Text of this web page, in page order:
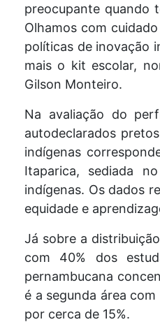
preocupante quando
Olhamos com
políticas de inovação
mais o kit escolar,
Gilson Monteiro.
Na avaliação do
autodeclarados
indígenas
Itaparica, sediada
indígenas. Os dados
equidade e
Já sobre a
com 40% dos
pernambucana
é a segunda área
por cerca de 15%.